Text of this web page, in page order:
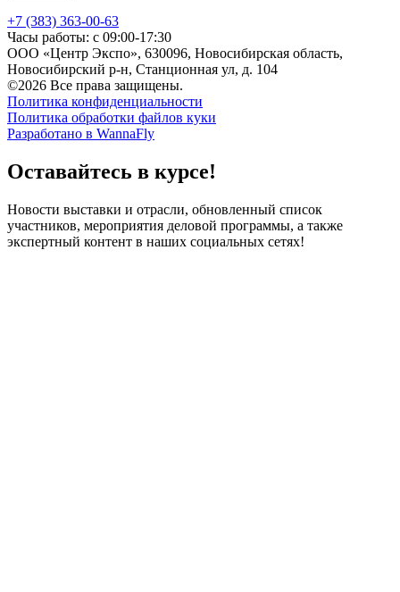
+7 (383) 363-00-63
Часы работы: с 09:00-17:30
ООО «Центр Экспо», 630096, Новосибирская область,
Новосибирский р-н, Станционная ул, д. 104
©2026 Все права защищены.
Политика конфиденциальности
Политика обработки файлов куки
Разработано в WannaFly
Оставайтесь в курсе!
Новости выставки и отрасли, обновленный список
участников, мероприятия деловой программы, а также
экспертный контент в наших социальных сетях!